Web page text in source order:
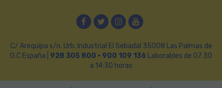
FacebookTwitterInstagram
YouTube
C/ Arequipa s/n. Urb. Industrial El Sebadal 35008 Las Palmas de
G.C España | 928 305 800 · 900 109 136 Laborables de 07:30
a 14:30 horas